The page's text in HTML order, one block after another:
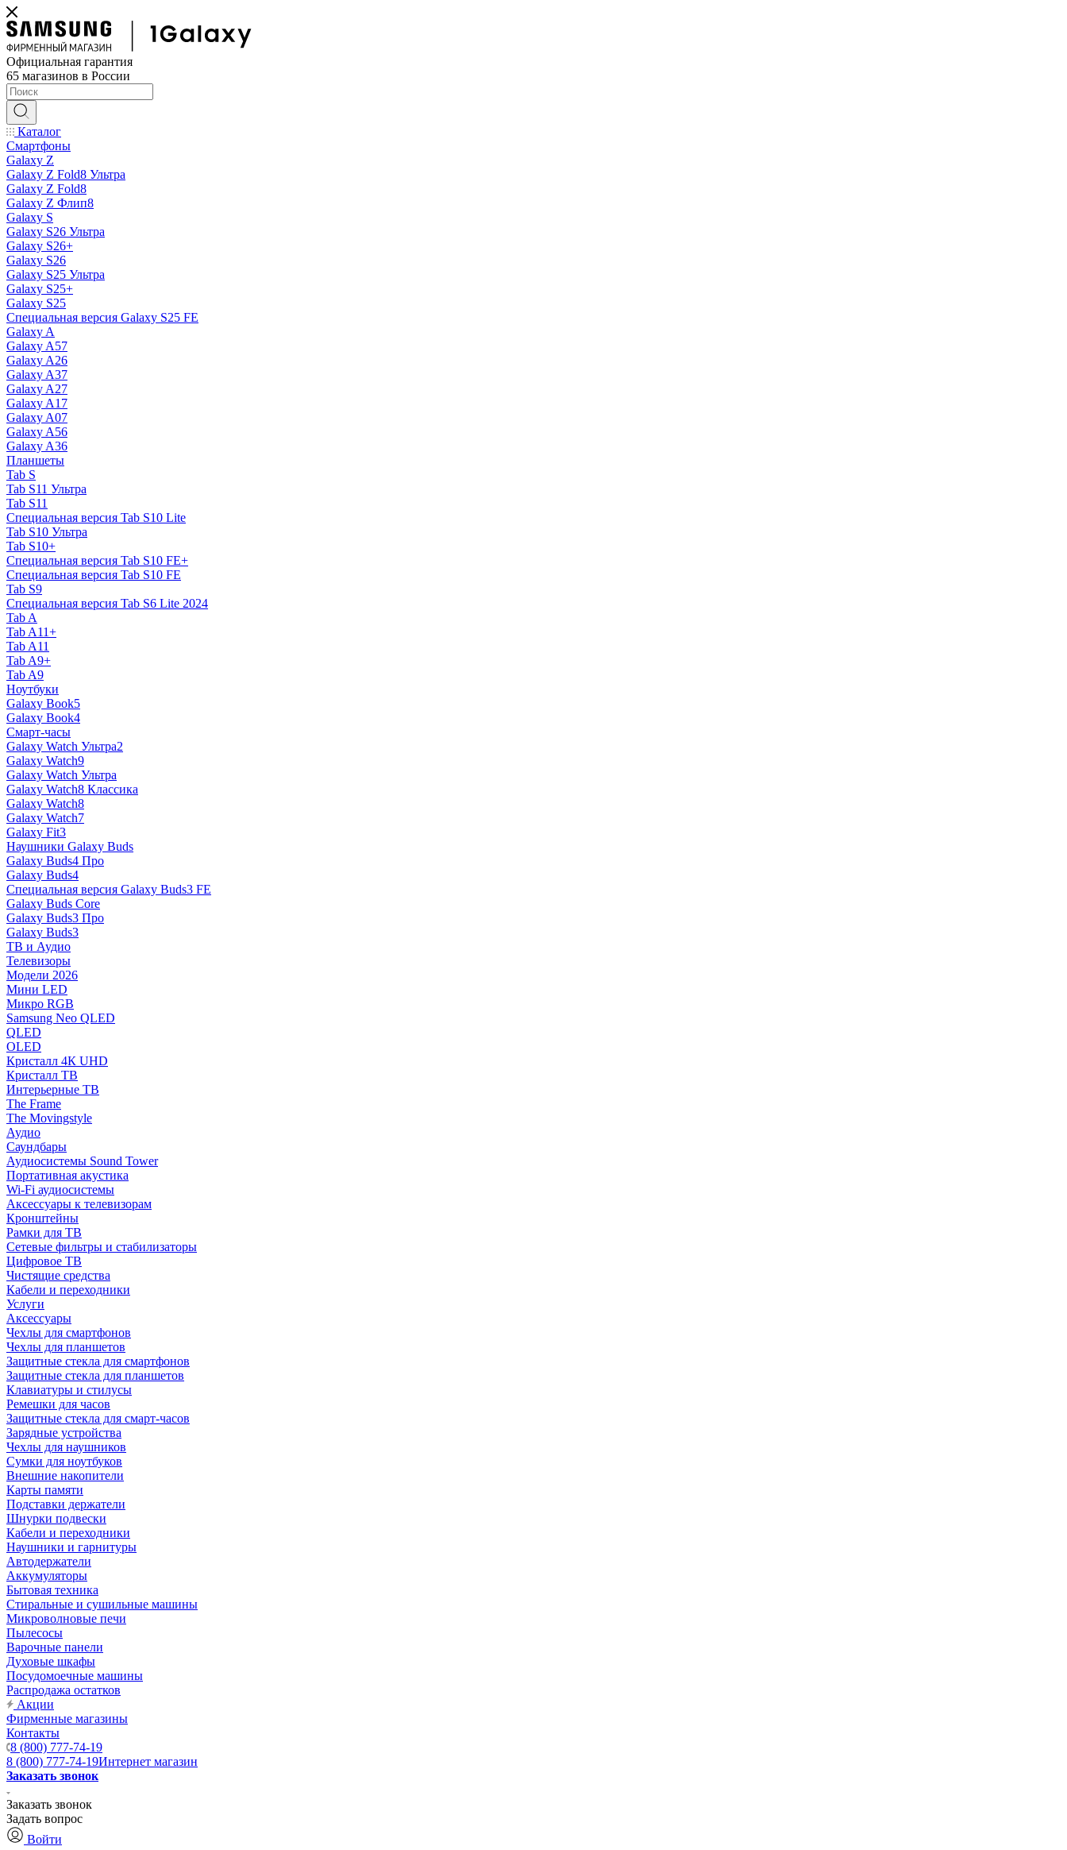
Официальная гарантия
65 магазинов в России
Каталог
Смартфоны
Galaxy Z
Galaxy Z Fold8 Ультра
Galaxy Z Fold8
Galaxy Z Флип8
Galaxy S
Galaxy S26 Ультра
Galaxy S26+
Galaxy S26
Galaxy S25 Ультра
Galaxy S25+
Galaxy S25
Специальная версия Galaxy S25 FE
Galaxy A
Galaxy A57
Galaxy A26
Galaxy A37
Galaxy A27
Galaxy A17
Galaxy A07
Galaxy A56
Galaxy A36
Планшеты
Tab S
Tab S11 Ультра
Tab S11
Специальная версия Tab S10 Lite
Tab S10 Ультра
Tab S10+
Специальная версия Tab S10 FE+
Специальная версия Tab S10 FE
Tab S9
Специальная версия Tab S6 Lite 2024
Tab A
Tab A11+
Tab A11
Tab A9+
Tab A9
Ноутбуки
Galaxy Book5
Galaxy Book4
Смарт-часы
Galaxy Watch Ультра2
Galaxy Watch9
Galaxy Watch Ультра
Galaxy Watch8 Классика
Galaxy Watch8
Galaxy Watch7
Galaxy Fit3
Наушники Galaxy Buds
Galaxy Buds4 Про
Galaxy Buds4
Специальная версия Galaxy Buds3 FE
Galaxy Buds Core
Galaxy Buds3 Про
Galaxy Buds3
ТВ и Аудио
Телевизоры
Модели 2026
Мини LED
Микро RGB
Samsung Neo QLED
QLED
OLED
Кристалл 4К UHD
Кристалл ТВ
Интерьерные ТВ
The Frame
The Movingstyle
Аудио
Саундбары
Аудиосистемы Sound Tower
Портативная акустика
Wi-Fi аудиосистемы
Аксессуары к телевизорам
Кронштейны
Рамки для ТВ
Сетевые фильтры и стабилизаторы
Цифровое ТВ
Чистящие средства
Кабели и переходники
Услуги
Аксессуары
Чехлы для смартфонов
Чехлы для планшетов
Защитные стекла для смартфонов
Защитные стекла для планшетов
Клавиатуры и стилусы
Ремешки для часов
Защитные стекла для смарт-часов
Зарядные устройства
Чехлы для наушников
Сумки для ноутбуков
Внешние накопители
Карты памяти
Подставки держатели
Шнурки подвески
Кабели и переходники
Наушники и гарнитуры
Автодержатели
Аккумуляторы
Бытовая техника
Стиральные и сушильные машины
Микроволновые печи
Пылесосы
Варочные панели
Духовые шкафы
Посудомоечные машины
Распродажа остатков
Акции
Фирменные магазины
Контакты
8 (800) 777-74-19
8 (800) 777-74-19Интернет магазин
Заказать звонок
Заказать звонок
Задать вопрос
Войти